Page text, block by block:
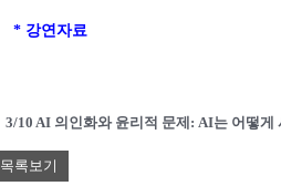
* 강연자료
목록보기